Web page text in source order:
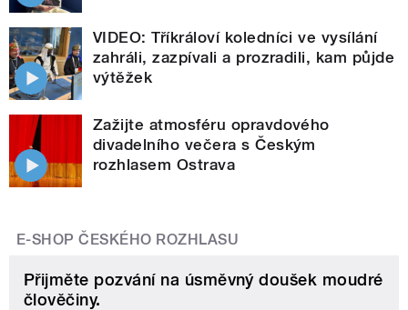
VIDEO: Tříkráloví koledníci ve vysílání
zahráli, zazpívali a prozradili, kam půjde
výtěžek
Zažijte atmosféru opravdového
divadelního večera s Českým
rozhlasem Ostrava
E-SHOP ČESKÉHO ROZHLASU
Přijměte pozvání na úsměvný doušek moudré
člověčiny.